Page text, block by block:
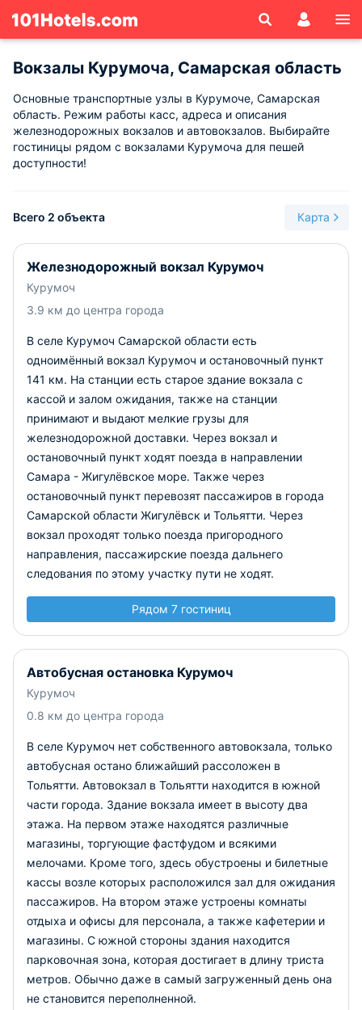
Вокзалы Курумоча, Самарская область
Основные транспортные узлы в Курумоче, Самарская
область. Режим работы касс, адреса и описания
железнодорожных вокзалов и автовокзалов. Выбирайте
гостиницы рядом с вокзалами Курумоча для пешей
доступности!
Всего 2 объекта Карта
Железнодорожный вокзал Курумоч
Курумоч
3.9 км до центра города
В селе Курумоч Самарской области есть
одноимённый вокзал Курумоч и остановочный пункт
141 км. На станции есть старое здание вокзала с
кассой и залом ожидания, также на станции
принимают и выдают мелкие грузы для
железнодорожной доставки. Через вокзал и
остановочный пункт ходят поезда в направлении
Самара - Жигулёвское море. Также через
остановочный пункт перевозят пассажиров в города
Самарской области Жигулёвск и Тольятти. Через
вокзал проходят только поезда пригородного
направления, пассажирские поезда дальнего
следования по этому участку пути не ходят.
Рядом 7 гостиниц
Автобусная остановка Курумоч
Курумоч
0.8 км до центра города
В селе Курумоч нет собственного автовокзала, только
автобусная остано ближайший рассоложен в
Тольятти. Автовокзал в Тольятти находится в южной
части города. Здание вокзала имеет в высоту два
этажа. На первом этаже находятся различные
магазины, торгующие фастфудом и всякими
мелочами. Кроме того, здесь обустроены и билетные
кассы возле которых расположился зал для ожидания
пассажиров. На втором этаже устроены комнаты
отдыха и офисы для персонала, а также кафетерии и
магазины. С южной стороны здания находится
парковочная зона, которая достигает в длину триста
метров. Обычно даже в самый загруженный день она
не становится переполненной.